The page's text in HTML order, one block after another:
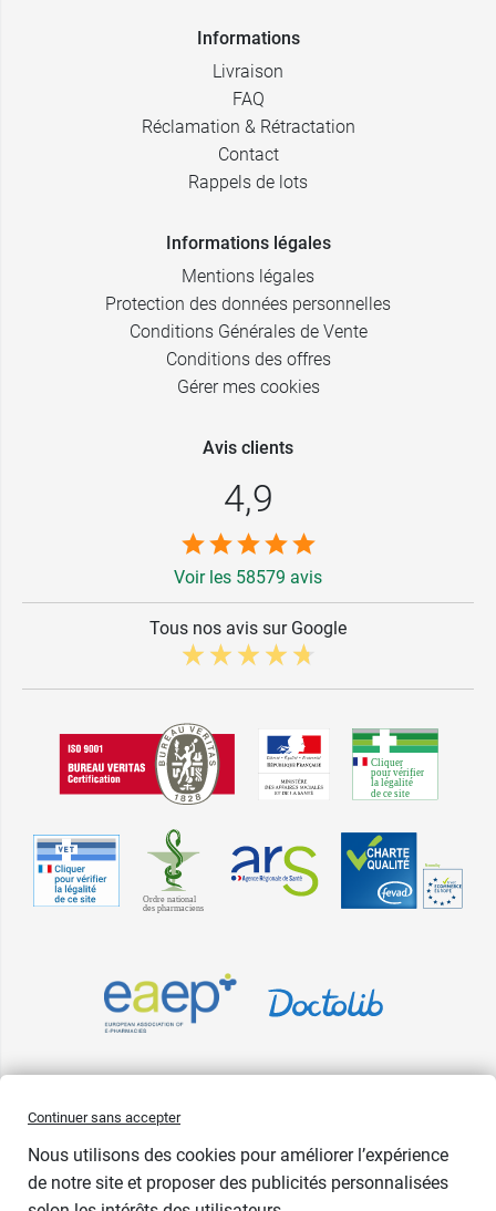
Informations
Livraison
FAQ
Réclamation & Rétractation
Contact
Rappels de lots
Informations légales
Mentions légales
Protection des données personnelles
Conditions Générales de Vente
Conditions des offres
Gérer mes cookies
Avis clients
4,9
Voir les 58579 avis
Tous nos avis sur Google
Pharma GDD adhère à la Fédération du e-commerce et de la vente à
européen Ecommerce Europe Trustmark.
Continuer sans accepter
Nous utilisons des cookies pour améliorer l’expérience
de notre site et proposer des publicités personnalisées